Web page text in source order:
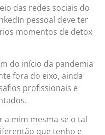
das redes sociais do
pessoal deve ter
momentos de detox
do início da pandemia
fora do eixo, ainda
profissionais e
a mim mesma se o tal
que tenho e